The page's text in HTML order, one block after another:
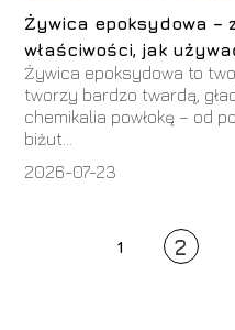
Żywica epoksydowa –
właściwości, jak
Żywica epoksydowa to
tworzy bardzo twardą,
chemikalia powłokę – od
biżut...
2026-07-23
1 2